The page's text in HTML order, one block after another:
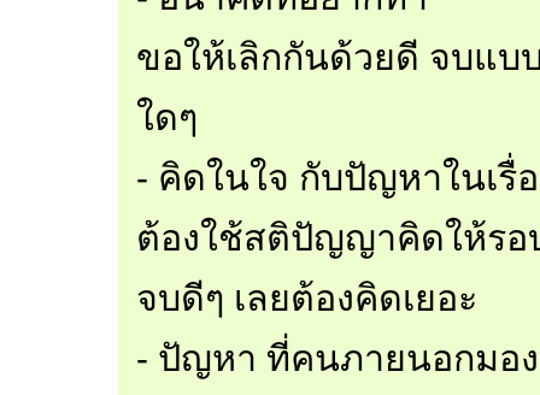
ขอให้เลิกกันด้วยดี จบแบ
ใดๆ
- คิดในใจ กับปัญหาในเรื่
ต้องใช้สติปัญญาคิดให้รอ
จบดีๆ เลยต้องคิดเยอะ
- ปัญหา ที่คนภายนอกมอง